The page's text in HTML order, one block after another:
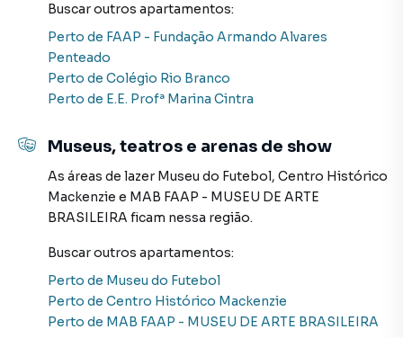
Negocie seu imóvel de forma totalmente online, com
segurança e tranquilidade. Na Davantage consultoria
imobiliária você consegue comprar ou alugar um imóvel
em São Paulo mesmo não estando na cidade e com a
ou smartphone. Nós criamos soluções inovadoras para
compradores com o mercado imobiliário.
Anuncie seu imóvel! É fácil, rápido e gratuito! A Davantage
consultoria imobiliária é uma imobiliária digital com
Na Davantage consultoria imobiliária você consegue
vender ou alugar seu imóvel muito mais rápido do que em
Buscar outros apartamentos:
Perto de FAAP - Fundação Armando Alvares
Penteado
Perto de Colégio Rio Branco
Perto de E.E. Profª Marina Cintra
Museus, teatros e arenas de show
As áreas de lazer Museu do Futebol, Centro Histórico
Mackenzie e MAB FAAP - MUSEU DE ARTE
BRASILEIRA ficam nessa região.
Buscar outros apartamentos:
Perto de Museu do Futebol
Perto de Centro Histórico Mackenzie
Perto de MAB FAAP - MUSEU DE ARTE BRASILEIRA